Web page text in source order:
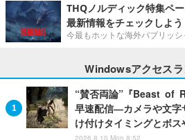
THQノルディック特集ペ
最新情報をチェックしよう
今最もホットな海外パブリッ
Windowsアクセスラ
“賛否両論”『Beast of
早速配信―カメラや文字
け付けタイミングとボ
2026.8.10 Mon 8:52